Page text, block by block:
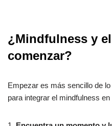
¿Mindfulness y
comenzar?
Empezar es más sencillo de
para integrar el mindfulness